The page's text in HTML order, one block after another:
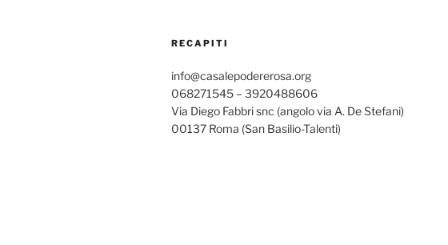
RECAPITI
info@casalepodererosa.org
068271545 – 3920488606
Via Diego Fabbri snc (angolo via A. De Stefani)
00137 Roma (San Basilio-Talenti)